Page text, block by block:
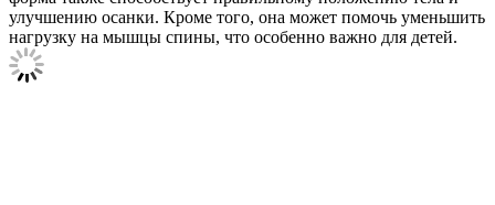
улучшению осанки. Кроме того, она может помочь уменьшить
нагрузку на мышцы спины, что особенно важно для детей.